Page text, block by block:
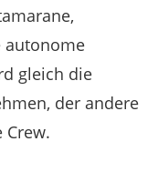
autonome
gleich die
der andere